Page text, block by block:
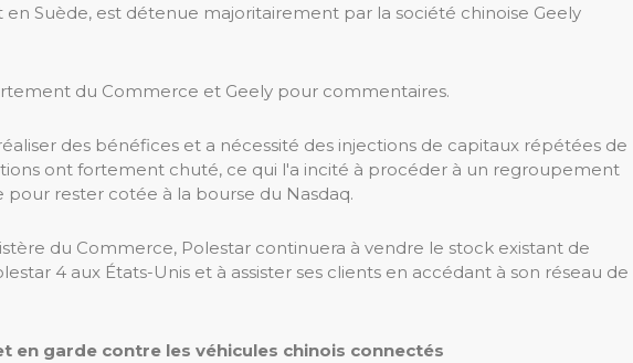
en Suède, est détenue majoritairement par la société chinoise Geely
du Commerce et Geely pour commentaires.
des bénéfices et a nécessité des injections de capitaux répétées de
ont fortement chuté, ce qui l'a incité à procéder à un regroupement
pour rester cotée à la bourse du Nasdaq.
du Commerce, Polestar continuera à vendre le stock existant de
4 aux États-Unis et à assister ses clients en accédant à son réseau de
en garde contre les véhicules chinois connectés